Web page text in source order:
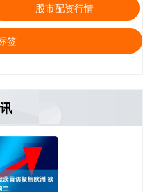
股市配资行情
签